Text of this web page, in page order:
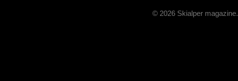
© 2026 Skialper magazine.